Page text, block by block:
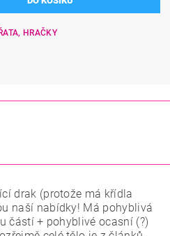
HRAČKY
drak (protože má křídla
naší nabídky! Má pohyblivá
částí + pohyblivé ocasní (?)